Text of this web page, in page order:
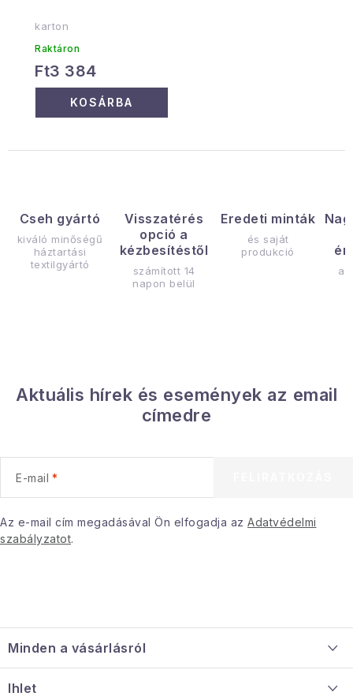
Cseh gyártó
kiváló minőségű
háztartási
textilgyártó
Visszatérés
opció a
kézbesítéstől
számított 14
napon belül
Eredeti minták
és saját
produkció
karton
Raktáron
Ft3 384
KOSÁRBA
Aktuális hírek és események az email
címedre
E-mail
Az e-mail cím megadásával Ön elfogadja az Adatvédelmi
szabályzatot.
á
bMinden a vásárlásról
Ihlet